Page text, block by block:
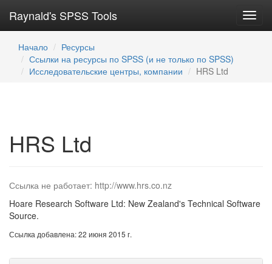
Raynald's SPSS Tools
Начало
Ресурсы
Ссылки на ресурсы по SPSS (и не только по SPSS)
Исследовательские центры, компании
HRS Ltd
HRS Ltd
Ссылка не работает: http://www.hrs.co.nz
Hoare Research Software Ltd: New Zealand's Technical Software
Source.
Ссылка добавлена: 22 июня 2015 г.